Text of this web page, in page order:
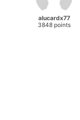
alucardx77
3848 points